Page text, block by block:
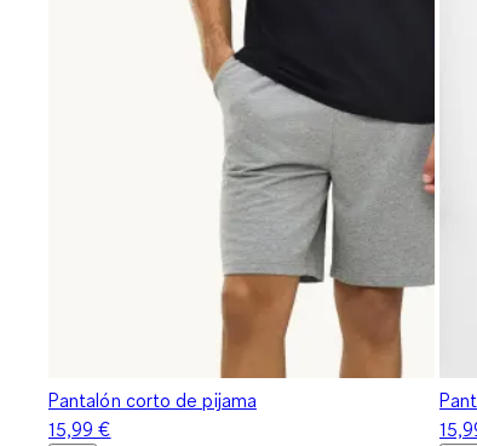
Pantalón corto de pijama
15,99 €